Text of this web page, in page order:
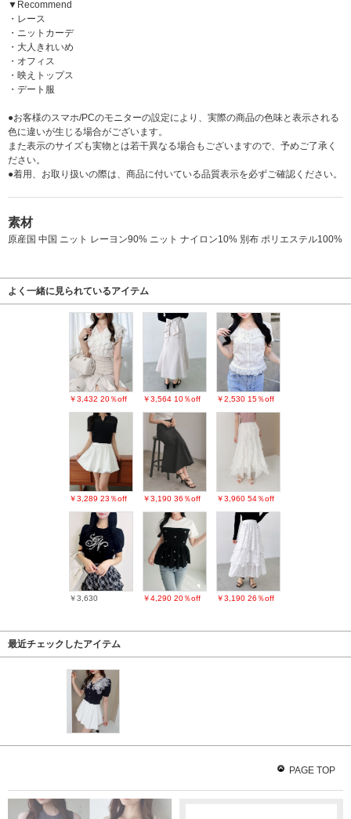
▼Recommend
・レース
・ニットカーデ
・大人きれいめ
・オフィス
・映えトップス
・デート服
●お客様のスマホ/PCのモニターの設定により、実際の商品の色味と表示される
色に違いが生じる場合がございます。
また表示のサイズも実物とは若干異なる場合もございますので、予めご了承く
ださい。
●着用、お取り扱いの際は、商品に付いている品質表示を必ずご確認ください。
素材
原産国 中国 ニット レーヨン90% ニット ナイロン10% 別布 ポリエステル100%
よく一緒に見られているアイテム
￥3,432 20％off ￥3,564 10％off ￥2,530 15％off
￥3,289 23％off ￥3,190 36％off ￥3,960 54％off
￥3,630 ￥4,290 20％off ￥3,190 26％off
最近チェックしたアイテム
PAGE TOP